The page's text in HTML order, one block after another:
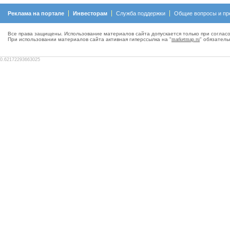
Реклама на портале Инвесторам Служба поддержки Общие вопросы и
Все права защищены. Использование материалов сайта допускается только при
При использовании материалов сайта активная гиперсcылка на "marketmap.ru"
0.62172293663025